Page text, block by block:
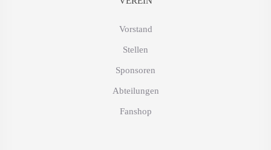
Vorstand
Stellen
Sponsoren
Abteilungen
Fanshop